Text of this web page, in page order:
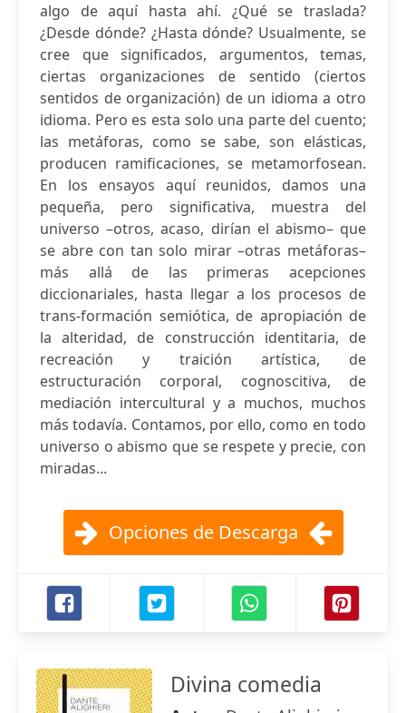
algo de aquí hasta ahí. ¿Qué se traslada?
¿Desde dónde? ¿Hasta dónde? Usualmente, se
cree que significados, argumentos, temas,
ciertas organizaciones de sentido (ciertos
sentidos de organización) de un idioma a otro
idioma. Pero es esta solo una parte del cuento;
las metáforas, como se sabe, son elásticas,
producen ramificaciones, se metamorfosean.
En los ensayos aquí reunidos, damos una
pequeña, pero significativa, muestra del
universo –otros, acaso, dirían el abismo– que
se abre con tan solo mirar –otras metáforas–
más allá de las primeras acepciones
diccionariales, hasta llegar a los procesos de
trans-formación semiótica, de apropiación de
la alteridad, de construcción identitaria, de
recreación y traición artística, de
estructuración corporal, cognoscitiva, de
mediación intercultural y a muchos, muchos
más todavía. Contamos, por ello, como en todo
universo o abismo que se respete y precie, con
miradas...
Opciones de Descarga
Divina comedia